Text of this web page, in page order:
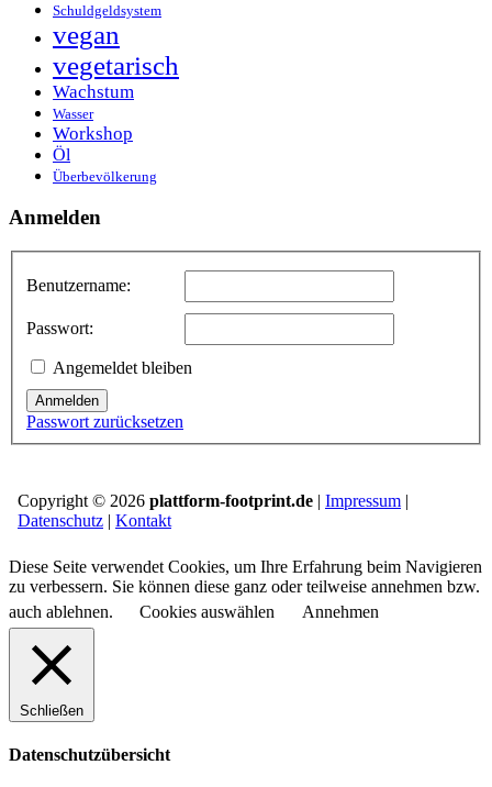
Schuldgeldsystem
vegan
vegetarisch
Wachstum
Wasser
Workshop
Öl
Überbevölkerung
Anmelden
Benutzername:
Passwort:
Angemeldet bleiben
Anmelden
Passwort zurücksetzen
Copyright © 2026 plattform-footprint.de | Impressum |
Datenschutz | Kontakt
Diese Seite verwendet Cookies, um Ihre Erfahrung beim Navigieren
zu verbessern. Sie können diese ganz oder teilweise annehmen bzw.
auch ablehnen.
Cookies auswählen Annehmen
Schließen
Datenschutzübersicht